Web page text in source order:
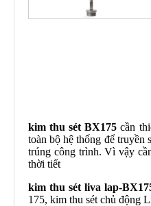
kim thu sét BX175 cần
toàn bộ hệ thống để truyền
trúng công trình. Vì vậy
thời tiết
kim thu sét liva lap-
175, kim thu sét chủ động